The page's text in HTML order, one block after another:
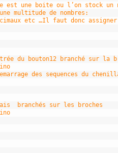
une boite ou l’on stock un
multitude de nombres:
etc …Il faut donc
du bouton12 branché sur la
des sequences du
branchés sur les broches